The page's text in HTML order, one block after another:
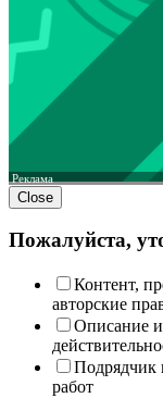
Реклама
Close
Пожалуйста,
Контент,
авторские
Описание
Подрядчик
работ